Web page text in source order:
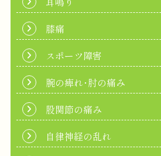
膝痛
スポーツ障害
腕の痺れ･肘の痛み
股関節の痛み
自律神経の乱れ